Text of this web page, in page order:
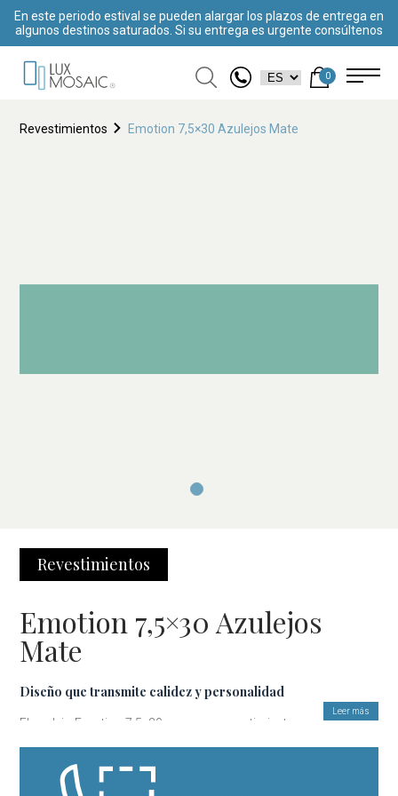
En este periodo estival se pueden alargar los plazos de entrega en
algunos destinos saturados. Si su entrega es urgente consúltenos
0
Revestimientos Emotion 7,5×30 Azulejos Mate
Revestimientos
Emotion 7,5×30 Azulejos
Mate
Diseño que transmite calidez y personalidad
El azulejo Emotion 7.5x30 cm es un revestimiento cerámico de
baños o espacios decorativos. Su formato alargado y acabado
mate permite crear ambientes con carácter, combinando
Leer más